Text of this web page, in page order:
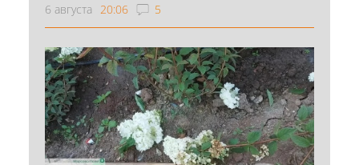
6 августа 20:06 5